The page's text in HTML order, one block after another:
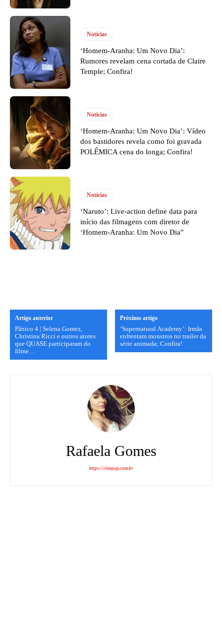
Notícias
‘Homem-Aranha: Um Novo Dia’:
Rumores revelam cena cortada de Claire
Temple; Confira!
Notícias
‘Homem-Aranha: Um Novo Dia’: Vídeo
dos bastidores revela como foi gravada
POLÊMICA cena do longa; Confira!
Notícias
‘Naruto’: Live-action define data para
início das filmagens com diretor de
‘Homem-Aranha: Um Novo Dia”
Artigo anterior
Pânico 4 | Selena Gomez,
Christina Ricci e outros atores
que QUASE participaram do
filme…
Próximo artigo
‘Supernatural Academy’: Irmãs
enfrentam monstros no trailer da
série animada; Confira!
Rafaela Gomes
https://cinepop.com.br